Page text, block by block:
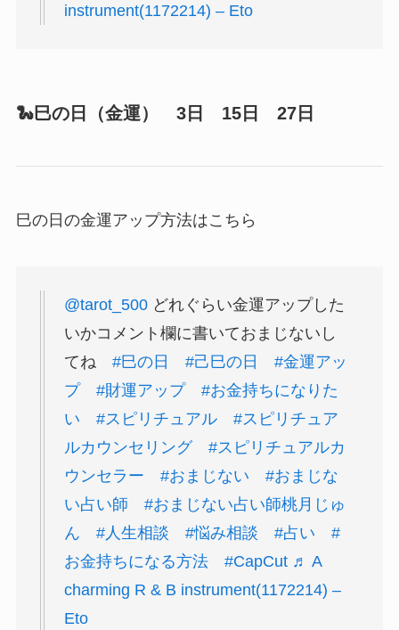
instrument(1172214) – Eto
🐍巳の日（金運） 3日 15日 27日
巳の日の金運アップ方法はこちら
@tarot_500どれぐらい金運アップした
いかコメント欄に書いておまじないし
てね #巳の日 #己巳の日
#金運アッ
プ
#財運アップ
#お金持ちになりた
い
#スピリチュアル
#スピリチュア
ルカウンセリング
#スピリチュアルカ
ウンセラー
#おまじない
#おまじな
い占い師
#おまじない占い師桃月じゅ
ん
#人生相談 #悩み相談 #占い
#
お金持ちになる方法
#CapCut ♬ A
charming R & B instrument(1172214) –
Eto